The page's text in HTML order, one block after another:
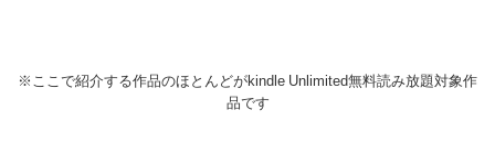
※ここで紹介する作品のほとんどがkindle Unlimited無料読み放題対象作
品です